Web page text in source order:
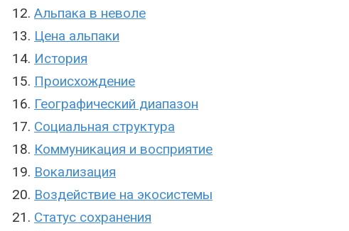
Альпака в неволе
Цена альпаки
История
Происхождение
Географический диапазон
Социальная структура
Коммуникация и восприятие
Вокализация
Воздействие на экосистемы
Статус сохранения